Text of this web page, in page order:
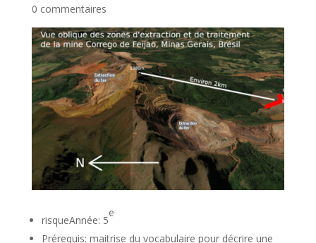
0 commentaires
risqueAnnée: 5
e
Prérequis: maitrise du vocabulaire pour décrire une